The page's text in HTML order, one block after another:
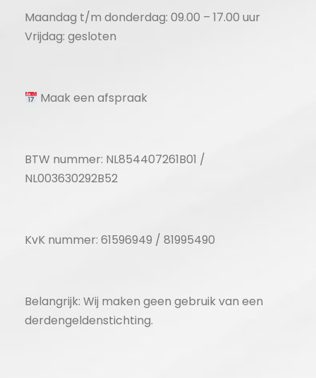
Maandag t/m donderdag: 09.00 – 17.00 uur
Vrijdag: gesloten
Maak een afspraak
BTW nummer: NL854407261B01 /
NL003630292B52
KvK nummer: 61596949 / 81995490
Belangrijk: Wij maken geen gebruik van een
derdengeldenstichting.